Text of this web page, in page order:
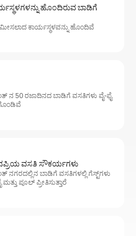
ಹೊಂದಿರುವ ಬಾಡಿಗೆ
ಮೀಸಲಾದ ಕಾರ್ಯಸ್ಥಳವನ್ನು ಹೊಂದಿವೆ
ನ 50 ರಜಾದಿನದ ಬಾಡಿಗೆ ವಸತಿಗಳು ವೈ-ಫೈ
ವಸತಿ ಸೌಕರ್ಯಗಳು
ನಗರದಲ್ಲಿನ ಬಾಡಿಗೆ ವಸತಿಗಳಲ್ಲಿ ಗೆಸ್ಟ್‌ಗಳು
ಪೂಲ್ ಪ್ರೀತಿಸುತ್ತಾರೆ